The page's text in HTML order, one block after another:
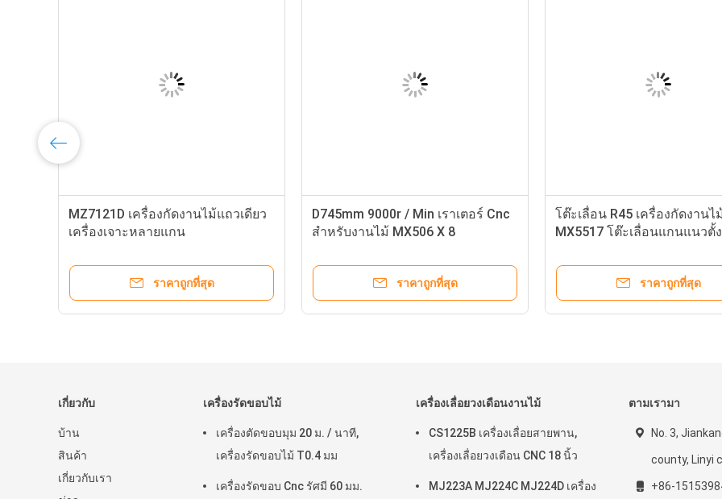
MZ7121D เครื่องกัดงานไม้แถวเดียว
เครื่องเจาะหลายแกน
ราคาถูกที่สุด
D745mm 9000r / Min เราเตอร์ Cnc
สำหรับงานไม้ MX506 X 8
ราคาถูกที่สุด
โต๊ะเลื่อน R45 เครื่องกัดงานไ
MX5517 โต๊ะเลื่อนแกนแนวตั้ง
ราคาถูกที่สุด
เกี่ยวกับ
บ้าน
สินค้า
เกี่ยวกับเรา
เครื่องรัดขอบไม้
เครื่องตัดขอบมุม 20 ม. / นาที,
เครื่องรัดขอบไม้ T0.4 มม
เครื่องรัดขอบ Cnc รัศมี 60 มม.
เครื่องเลื่อยวงเดือนงานไม้
CS1225B เครื่องเลื่อยสายพาน,
เครื่องเลื่อยวงเดือน CNC 18 นิ้ว
MJ223A MJ224C MJ224D เครื่อง
ตามเรามา
No. 3,
county, Linyi
+86-